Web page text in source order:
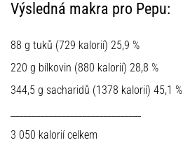
Výsledná makra pro Pepu:
88 g tuků (729 kalorií) 25,9 %
220 g bílkovin (880 kalorií) 28,8 %
344,5 g sacharidů (1378 kalorií) 45,1 %
3 050 kalorií celkem